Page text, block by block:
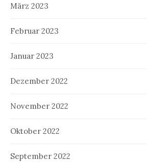
März 2023
Februar 2023
Januar 2023
Dezember 2022
November 2022
Oktober 2022
September 2022